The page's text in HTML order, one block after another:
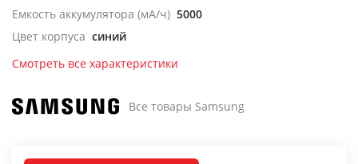
Емкость аккумулятора (мА/ч) 5000
Цвет корпуса синий
Смотреть все характеристики
Все товары Samsung